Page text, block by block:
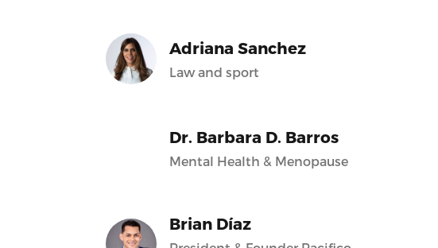
Adriana Sanchez
Law and sport
Dr. Barbara D. Barros
Mental Health & Menopause
Brian Díaz